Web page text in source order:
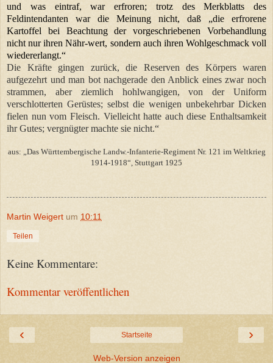
und was eintraf, war erfroren; trotz des Merkblatts des
Feldintendanten war die Meinung nicht, daß „die erfrorene
Kartoffel bei Beachtung der vorgeschriebenen Vorbehandlung
nicht nur ihren Nähr-wert, sondern auch ihren Wohlgeschmack voll
wiedererlangt.“
Die Kräfte gingen zurück, die Reserven des Körpers waren
aufgezehrt und man bot nachgerade den Anblick eines zwar noch
strammen, aber ziemlich hohlwangigen, von der Uniform
verschlotterten Gerüstes; selbst die wenigen unbekehrbar Dicken
fielen nun vom Fleisch. Vielleicht hatte auch diese Enthaltsamkeit
ihr Gutes; vergnügter machte sie nicht.“
aus: „Das Württembergische Landw.-Infanterie-Regiment Nr. 121 im Weltkrieg
1914-1918“, Stuttgart 1925
Martin Weigert um 10:11
Teilen
Keine Kommentare:
Kommentar veröffentlichen
‹ ›
Startseite
Web-Version anzeigen